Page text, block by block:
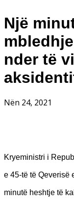
Një
nder të
Nën 24, 2021
Kryeministri i
e 45-të të Qeverisë
minutë heshtje të